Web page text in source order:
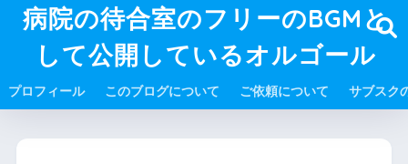
病院の待合室のフリーのBGMと
して公開しているオルゴール
プロフィール このブログについて ご依頼について サブスク